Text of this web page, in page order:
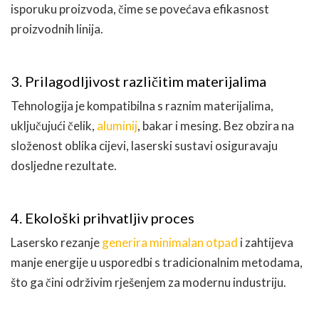
isporuku proizvoda, čime se povećava efikasnost
proizvodnih linija.
3. Prilagodljivost različitim materijalima
Tehnologija je kompatibilna s raznim materijalima,
uključujući čelik, aluminij, bakar i mesing. Bez obzira na
složenost oblika cijevi, laserski sustavi osiguravaju
dosljedne rezultate.
4. Ekološki prihvatljiv proces
Lasersko rezanjegenerira minimalan otpad i zahtijeva
manje energije u usporedbi s tradicionalnim metodama,
što ga čini održivim rješenjem za modernu industriju.